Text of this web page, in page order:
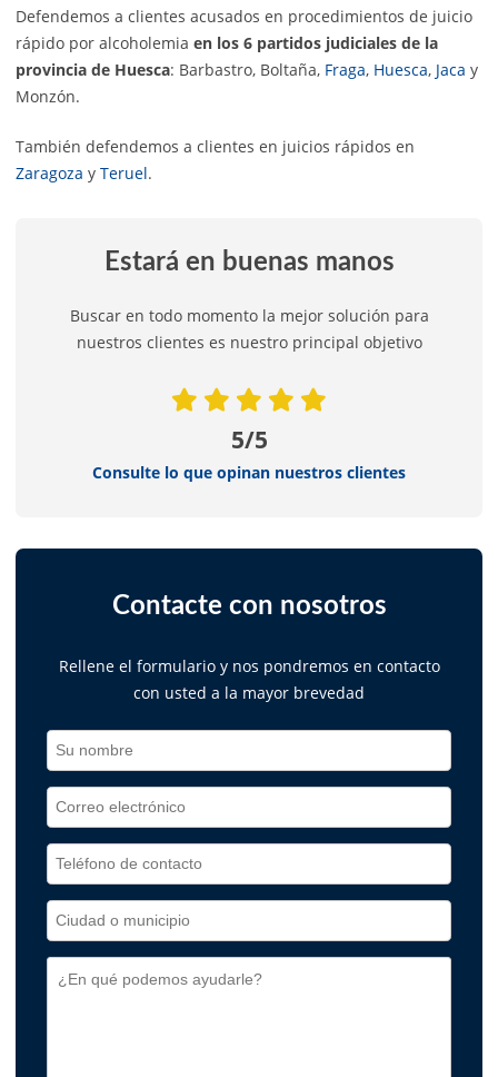
Defendemos a clientes acusados en procedimientos de juicio
rápido por alcoholemia en los 6 partidos judiciales de la
provincia de Huesca: Barbastro, Boltaña, Fraga, Huesca, Jaca y
Monzón.
También defendemos a clientes en juicios rápidos en
Zaragoza y Teruel.
Estará en buenas manos
Buscar en todo momento la mejor solución para
nuestros clientes es nuestro principal objetivo
5/5
Consulte lo que opinan nuestros clientes
Contacte con nosotros
Rellene el formulario y nos pondremos en contacto
con usted a la mayor brevedad